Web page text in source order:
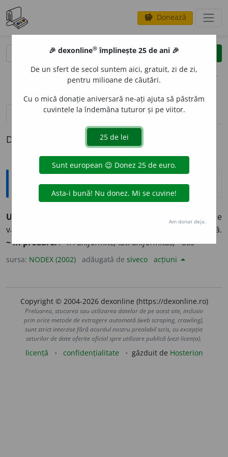
savings Donează
clear
opțiuni
definiții (1) pronunțievolume_up (2)
Definiția cu ID-ul 358436:
Explicative DEX
UNIFORMIT
1) Caracter uniform. 2) Lipsă de
varietăți; absență de modificări; monotonie; constanță.
~ în predare./<fr.uniformité,lat.uniformitas,~atis
sursa: NODEX (2002) adăugată de siveco acțiuni
Copyright © 2004-2026 dexonline (https://dexonline.ro)
Preluarea, stocarea sau utilizarea datelor de pe acest site, inclusiv
prin orice metode de extragere automată (web scraping, crawling),
sunt strict interzise fără acordul nostru prealabil scris, cu excepția
seturilor de date oferite oficial spre utilizare publică (vezi licența).
licență confidențialitate găzduit de Hosterion
🎉 dexonline® împlinește 25 de ani 🎉
De un sfert de secol suntem aici, gratuit, zi de zi,
pentru milioane de căutări.
Cu o mică donație aniversară ne-ați ajuta să păstrăm
cuvintele la îndemâna tuturor și pe viitor.
Am donat deja.